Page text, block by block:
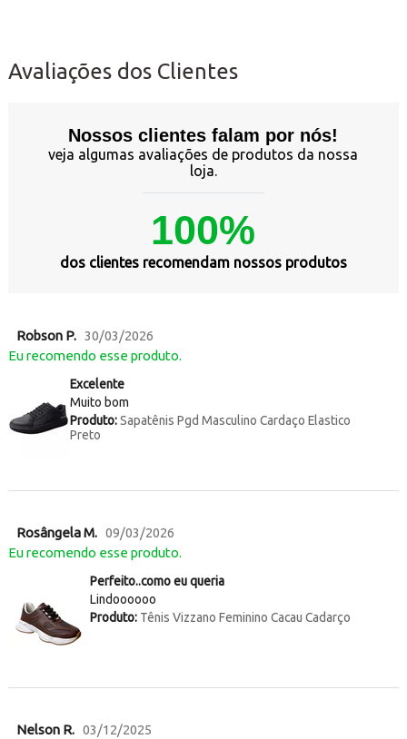
Avaliações dos Clientes
Nossos clientes falam por nós!
veja algumas avaliações de produtos da nossa
loja.
100%
dos clientes recomendam nossos produtos
Robson P. 30/03/2026
Eu recomendo esse produto.
Excelente
Muito bom
Produto:Sapatênis Pgd Masculino Cardaço Elastico
Preto
Rosângela M. 09/03/2026
Eu recomendo esse produto.
Perfeito..como eu queria
Lindoooooo
Produto:Tênis Vizzano Feminino Cacau Cadarço
Nelson R. 03/12/2025